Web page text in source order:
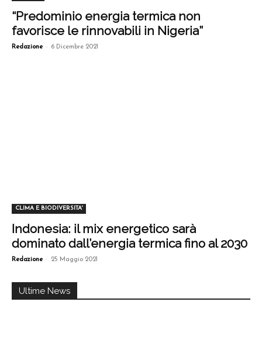
“Predominio energia termica non
favorisce le rinnovabili in Nigeria”
Redazione - 6 Dicembre 2021
CLIMA E BIODIVERSITA'
Indonesia: il mix energetico sarà
dominato dall’energia termica fino al 2030
Redazione - 25 Maggio 2021
Ultime News